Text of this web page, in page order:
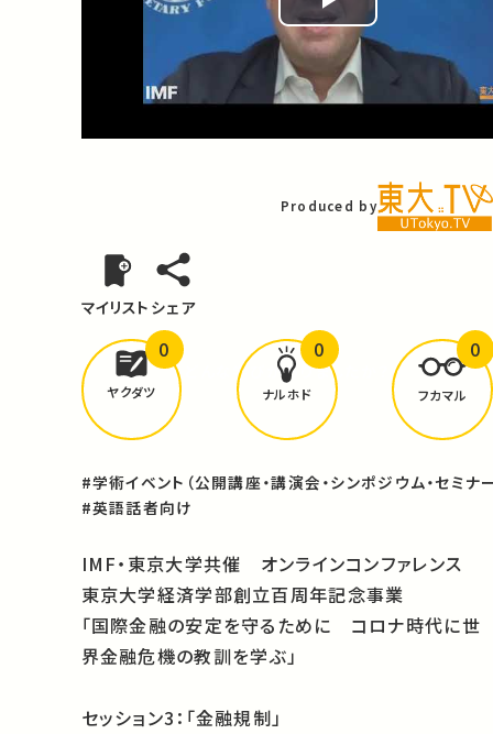
Play
Video
Produced by
マイリスト シェア
どんな学びがありましたか？
ヤクダツ
0
ナルホド
0
フカマル
0
#学術イベント（公開講座・講演会・シンポジウム・セミナ
#英語話者向け
IMF・東京大学共催 オンラインコンファレンス
東京大学経済学部創立百周年記念事業
「国際金融の安定を守るために コロナ時代に世
界金融危機の教訓を学ぶ」
セッション3 ：「金融規制」